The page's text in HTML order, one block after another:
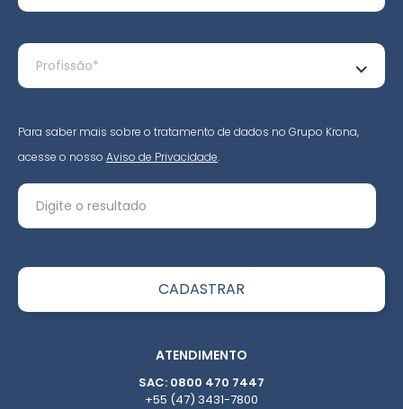
Para saber mais sobre o tratamento de dados no Grupo Krona,
acesse o nosso Aviso de Privacidade.
ATENDIMENTO
SAC: 0800 470 7447
+55 (47) 3431-7800